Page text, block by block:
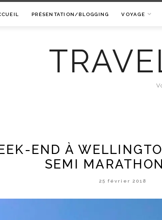
PRÉSENTATION/BLOGGING VOYAGE
END À
SEMI
25 février 2018